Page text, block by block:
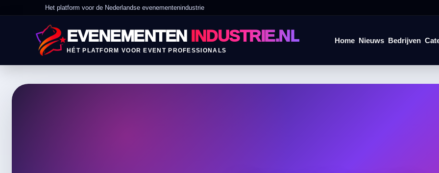
Het platform voor de Nederlandse evenementenindustrie
EVENEMENTEN INDUSTRIE.NL
HÉT PLATFORM VOOR EVENT PROFESSIONALS
Home Nieuws Bedrijven